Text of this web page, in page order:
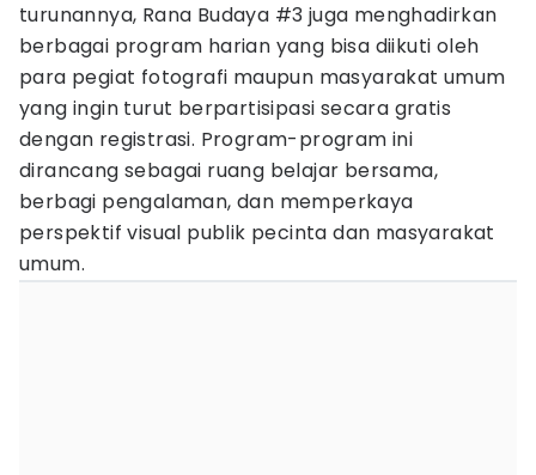
turunannya, Rana Budaya #3 juga menghadirkan
berbagai program harian yang bisa diikuti oleh
para pegiat fotografi maupun masyarakat umum
yang ingin turut berpartisipasi secara gratis
dengan registrasi. Program-program ini
dirancang sebagai ruang belajar bersama,
berbagi pengalaman, dan memperkaya
perspektif visual publik pecinta dan masyarakat
umum.